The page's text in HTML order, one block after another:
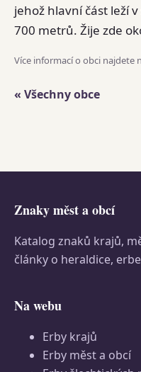
jehož hlavní část leží
700 metrů. Žije zde
Více informací o obci najdete
« Všechny obce
Znaky měst a obcí
Katalog znaků krajů,
články o heraldice,
Na webu
Erby krajů
Erby měst a obcí